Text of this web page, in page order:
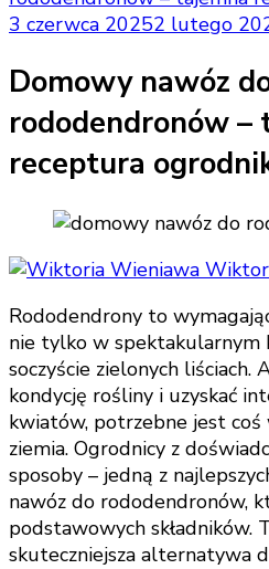
3 czerwca 20252 lutego
Domowy nawóz
rododendronów –
receptura
Rododendrony to
nie tylko w
soczyście zielonych liściach.
kondycję rośliny i uzyskać
kwiatów, potrzebne jest
ziemia. Ogrodnicy z
sposoby – jedną z
nawóz do rododendronów,
podstawowych składników.
skuteczniejsza alternatywa